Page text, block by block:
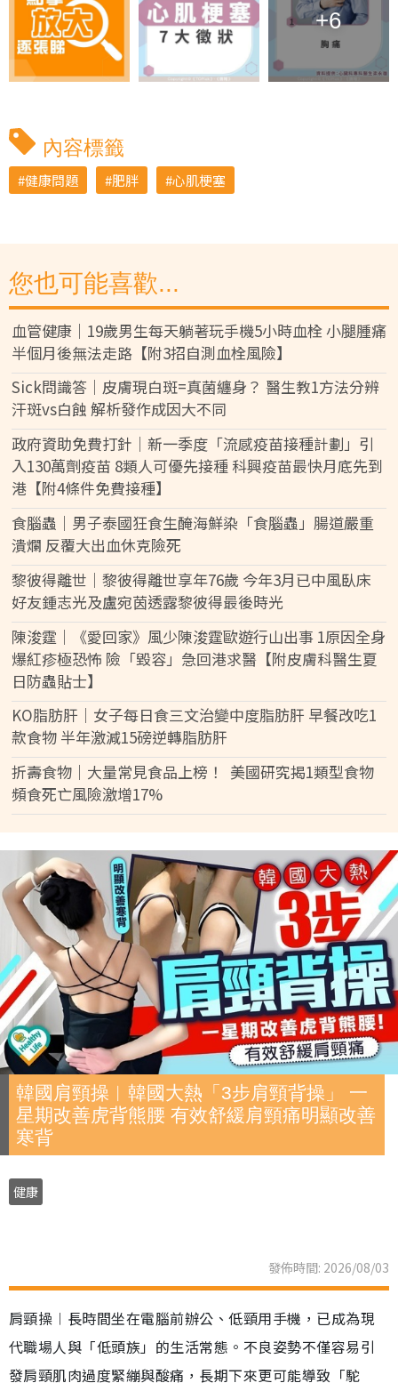
+6
內容標籤
健康問題 肥胖 心肌梗塞
您也可能喜歡...
血管健康｜19歲男生每天躺著玩手機5小時血栓 小腿腫痛
半個月後無法走路【附3招自測血栓風險】
Sick問識答｜皮膚現白斑=真菌纏身？ 醫生教1方法分辨
汗斑vs白蝕 解析發作成因大不同
政府資助免費打針｜新一季度「流感疫苗接種計劃」引
入130萬劑疫苗 8類人可優先接種 科興疫苗最快月底先到
港【附4條件免費接種】
食腦蟲｜男子泰國狂食生醃海鮮染「食腦蟲」腸道嚴重
潰爛 反覆大出血休克險死
黎彼得離世｜黎彼得離世享年76歲 今年3月已中風臥床
好友鍾志光及盧宛茵透露黎彼得最後時光
陳浚霆｜《愛回家》風少陳浚霆歐遊行山出事 1原因全身
爆紅疹極恐怖 險「毀容」急回港求醫【附皮膚科醫生夏
日防蟲貼士】
KO脂肪肝｜女子每日食三文治變中度脂肪肝 早餐改吃1
款食物 半年激減15磅逆轉脂肪肝
折壽食物｜大量常見食品上榜！ 美國研究揭1類型食物
頻食死亡風險激增17%
韓國肩頸操︱韓國大熱「3步肩頸背操」 一
星期改善虎背熊腰 有效舒緩肩頸痛明顯改善
寒背
健康
發佈時間: 2026/08/03
肩頸操︱長時間坐在電腦前辦公、低頸用手機，已成為現
代職場人與「低頭族」的生活常態。不良姿勢不僅容易引
發肩頸肌肉過度緊繃與酸痛，長期下來更可能導致「駝